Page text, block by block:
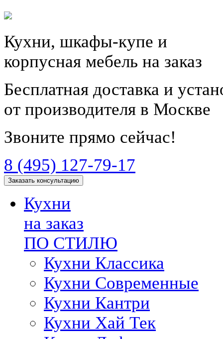
Кухни, шкафы-купе и
корпусная мебель на заказ
Бесплатная доставка и
от производителя в Москве
Звоните прямо сейчас!
8 (495) 127-79-17
Заказать консультацию
Кухни
на заказ
ПО СТИЛЮ
Кухни Классика
Кухни Современные
Кухни Кантри
Кухни Хай Тек